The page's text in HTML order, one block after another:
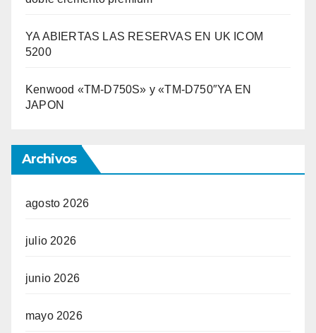
YA ABIERTAS LAS RESERVAS EN UK ICOM
5200
Kenwood «TM-D750S» y «TM-D750″YA EN
JAPON
Archivos
agosto 2026
julio 2026
junio 2026
mayo 2026